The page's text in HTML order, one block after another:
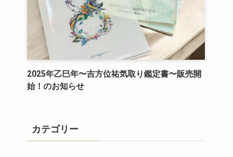
2025年乙巳年〜吉方位祐気取り鑑定書〜販売開
始！のお知らせ
カテゴリー